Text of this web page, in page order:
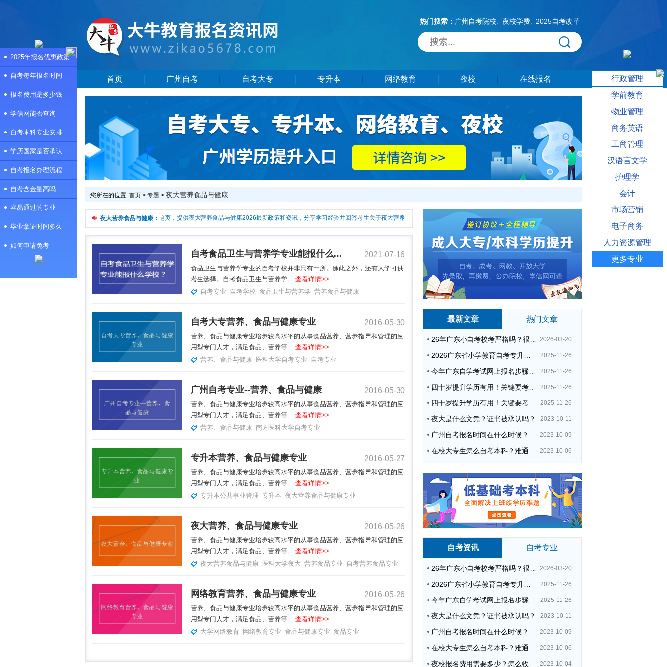
热门搜索： 广州自考院校、 夜校学费、 2025自考改革
首页 广州自考 自考大专 专升本 网络教育 夜校 在线报名
您所在的位置: 首页 > 专题 > 夜大营养食品与健康
最新文章 热门文章
26年广东小自考校考严格吗？很简单吗？ 2026-03-20
2026广东省小学教育自考专升本考试科目（+指引） 2025-11-26
今年广东自学考试网上报名步骤（全） 2025-11-26
四十岁提升学历有用！关键要考哪种？这种最快最实用！ 2025-11-26
四十岁提升学历有用！关键要考哪种？这种最快最实用！ 2025-11-26
夜大是什么文凭？证书被承认吗？ 2023-10-11
广州自考报名时间在什么时候？ 2023-10-09
在校大专生怎么自考本科？难通过吗？ 2023-10-06
自考资讯 自考专业
26年广东小自考校考严格吗？很简单吗？ 2026-03-20
2026广东省小学教育自考专升本考试科目（+指引） 2025-11-26
今年广东自学考试网上报名步骤（全） 2025-11-26
夜大是什么文凭？证书被承认吗？ 2023-10-11
广州自考报名时间在什么时候？ 2023-10-09
在校大专生怎么自考本科？难通过吗？ 2023-10-06
夜校报名费用需要多少？怎么收费的？ 2023-10-04
夜大营养食品与健康：
本频道是夜大营养食品与健康专题页，提供夜大营养食品与健康2026最新政策和资讯，分享学习经验并回答考生关于夜大营养食品与健康热门问题，还有更多夜大营养食品与健康相关信息供大家参考。
自考食品卫生与营养学专业能报什么学校？ 2021-07-16
食品卫生与营养学专业的自考学校并非只有一所。除此之外，还有大学可供
考生选择。自考食品卫生与营养学... 查看详情>>
自考专业
自考学校 食品卫生与营养学 营养食品与健康
自考大专营养、食品与健康专业 2016-05-30
营养、食品与健康专业培养较高水平的从事食品营养、营养指导和管理的应
用型专门人才，满足食品、营养等... 查看详情>>
营养、食品与健康
医科大学自考专业 自考专业
广州自考专业--营养、食品与健康 2016-05-30
营养、食品与健康专业培养较高水平的从事食品营养、营养指导和管理的应
用型专门人才，满足食品、营养等... 查看详情>>
营养、食品与健康 南方医科大学自考专业
专升本营养、食品与健康专业 2016-05-27
营养、食品与健康专业培养较高水平的从事食品营养、营养指导和管理的应
用型专门人才，满足食品、营养等... 查看详情>>
专升本公共事业管理 专升本 夜大营养食品与健康专业
夜大营养、食品与健康专业 2016-05-26
营养、食品与健康专业培养较高水平的从事食品营养、营养指导和管理的应
用型专门人才，满足食品、营养等... 查看详情>>
夜大营养食品与健康
医科大学夜大 营养食品专业 自考营养食品专业
网络教育营养、食品与健康专业 2016-05-26
营养、食品与健康专业培养较高水平的从事食品营养、营养指导和管理的应
用型专门人才，满足食品、营养等... 查看详情>>
大学网络教育 网络教育专业 食品与健康专业 食品专业
2025年报名优惠政策
自考每年报名时间
报名费用是多少钱
学信网能否查询
自考本科专业安排
学历国家是否承认
自考报名办理流程
自考含金量高吗
容易通过的专业
毕业拿证时间多久
如何申请免考
行政管理
学前教育
物业管理
商务英语
工商管理
汉语言文学
护理学
会计
市场营销
电子商务
人力资源管理
更多专业